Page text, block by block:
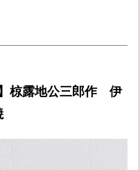
椋露地公三郎作 伊